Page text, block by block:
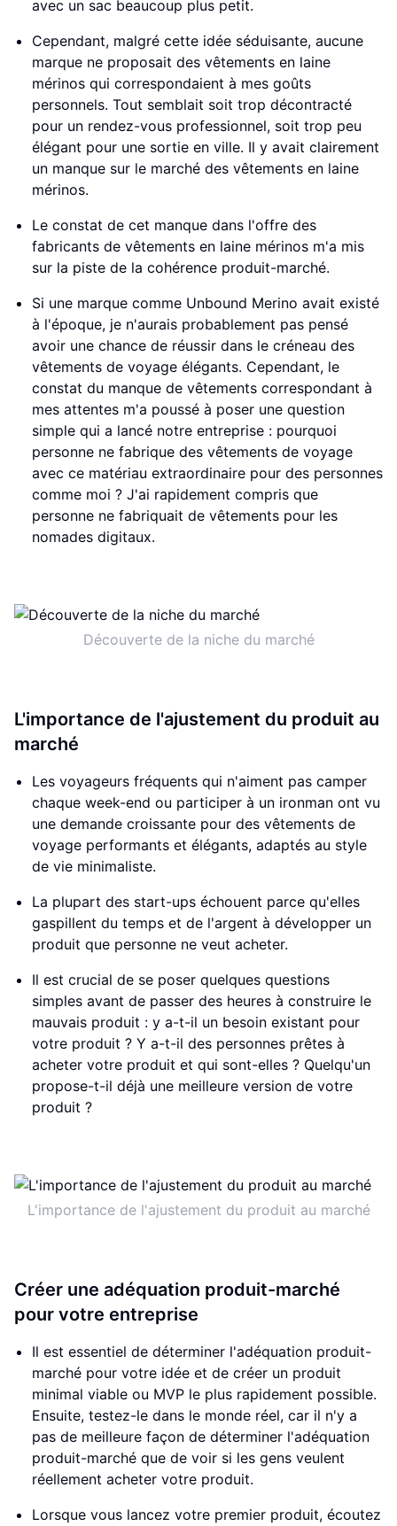
avec un sac beaucoup plus petit.
Cependant, malgré cette idée séduisante, aucune
marque ne proposait des vêtements en laine
mérinos qui correspondaient à mes goûts
personnels. Tout semblait soit trop décontracté
pour un rendez-vous professionnel, soit trop peu
élégant pour une sortie en ville. Il y avait clairement
un manque sur le marché des vêtements en laine
mérinos.
Le constat de cet manque dans l'offre des
fabricants de vêtements en laine mérinos m'a mis
sur la piste de la cohérence produit-marché.
Si une marque comme Unbound Merino avait existé
à l'époque, je n'aurais probablement pas pensé
avoir une chance de réussir dans le créneau des
vêtements de voyage élégants. Cependant, le
constat du manque de vêtements correspondant à
mes attentes m'a poussé à poser une question
simple qui a lancé notre entreprise : pourquoi
personne ne fabrique des vêtements de voyage
avec ce matériau extraordinaire pour des personnes
comme moi ? J'ai rapidement compris que
personne ne fabriquait de vêtements pour les
nomades digitaux.
Découverte de la niche du marché
L'importance de l'ajustement du produit au
marché
Les voyageurs fréquents qui n'aiment pas camper
chaque week-end ou participer à un ironman ont vu
une demande croissante pour des vêtements de
voyage performants et élégants, adaptés au style
de vie minimaliste.
La plupart des start-ups échouent parce qu'elles
gaspillent du temps et de l'argent à développer un
produit que personne ne veut acheter.
Il est crucial de se poser quelques questions
simples avant de passer des heures à construire le
mauvais produit : y a-t-il un besoin existant pour
votre produit ? Y a-t-il des personnes prêtes à
acheter votre produit et qui sont-elles ? Quelqu'un
propose-t-il déjà une meilleure version de votre
produit ?
L'importance de l'ajustement du produit au marché
Créer une adéquation produit-marché
pour votre entreprise
Il est essentiel de déterminer l'adéquation produit-
marché pour votre idée et de créer un produit
minimal viable ou MVP le plus rapidement possible.
Ensuite, testez-le dans le monde réel, car il n'y a
pas de meilleure façon de déterminer l'adéquation
produit-marché que de voir si les gens veulent
réellement acheter votre produit.
Lorsque vous lancez votre premier produit, écoutez